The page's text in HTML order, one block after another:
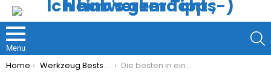
Menu
You are here:
Home Werkzeug Bestseller Die besten in eine fliese bohren kaufen